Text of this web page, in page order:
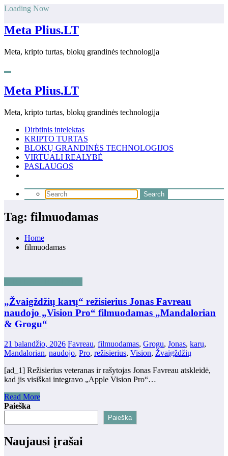
Skip
content
Loading Now
Meta Plius.LT
Meta, kripto turtas, blokų grandinės technologija
Meta Plius.LT
Meta, kripto turtas, blokų grandinės technologija
Dirbtinis intelektas
KRIPTO TURTAS
BLOKŲ GRANDINĖS TECHNOLOGIJOS
VIRTUALI REALYBĖ
PASLAUGOS
Tag: filmuodamas
Home
filmuodamas
„Žvaigždžių karų“ režisierius Jonas Favreau
naudojo „Vision Pro“ filmuodamas „Mandalorian
& Grogu“
21 balandžio, 2026 Favreau, filmuodamas, Grogu, Jonas, karų,
Mandalorian, naudojo, Pro, režisierius, Vision, Žvaigždžių
[ad_1] Režisierius veteranas ir rašytojas Jonas Favreau atskleidė,
kad jis visiškai integravo „Apple Vision Pro“…
Read More
Paieška
Paieška
Naujausi įrašai